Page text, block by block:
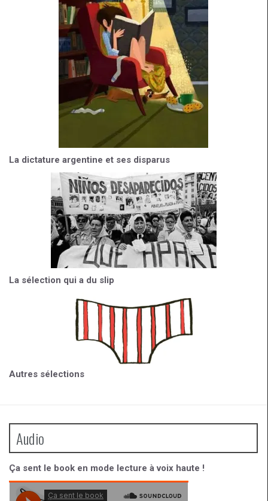
La dictature argentine et ses disparus
La sélection qui a du slip
Autres sélections
Audio
Ça sent le book en mode lecture à voix haute !